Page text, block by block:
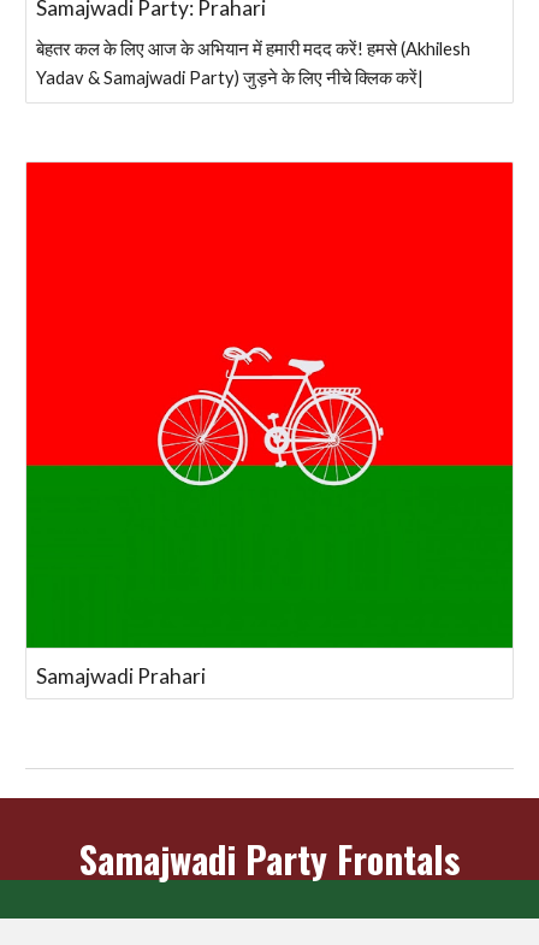
Samajwadi Party: Prahari
बेहतर कल के लिए आज के अभियान में हमारी मदद करें! हमसे (Akhilesh
Yadav & Samajwadi Party) जुड़ने के लिए नीचे क्लिक करें|
Samajwadi Prahari
Samajwadi Party Frontals